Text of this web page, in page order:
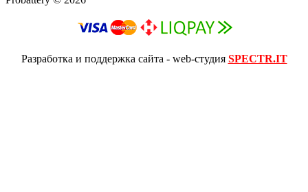
Разработка и поддержка сайта - web-студия SPECTR.IT